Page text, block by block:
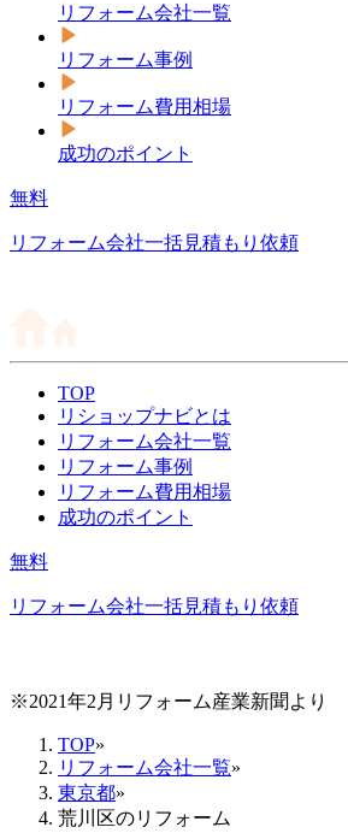
リフォーム会社一覧
リフォーム事例
リフォーム費用相場
成功のポイント
無料
リフォーム会社一括見積もり依頼
TOP
リショップナビとは
リフォーム会社一覧
リフォーム事例
リフォーム費用相場
成功のポイント
無料
リフォーム会社一括見積もり依頼
※2021年2月リフォーム産業新聞より
TOP»
リフォーム会社一覧»
東京都»
荒川区のリフォーム